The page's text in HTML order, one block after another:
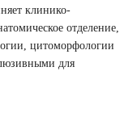
клинико-
отделение,
цитоморфологии
для